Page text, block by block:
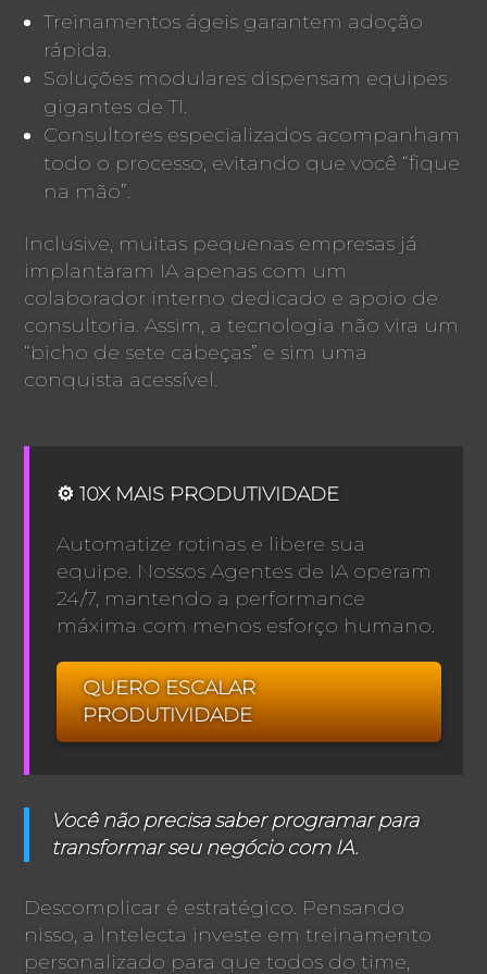
Treinamentos ágeis garantem adoção
rápida.
Soluções modulares dispensam equipes
gigantes de TI.
Consultores especializados acompanham
todo o processo, evitando que você “fique
na mão”.
Inclusive, muitas pequenas empresas já
implantaram IA apenas com um
colaborador interno dedicado e apoio de
consultoria. Assim, a tecnologia não vira um
“bicho de sete cabeças” e sim uma
conquista acessível.
⚙️ 10X MAIS PRODUTIVIDADE
Automatize rotinas e libere sua
equipe. Nossos Agentes de IA operam
24/7, mantendo a performance
máxima com menos esforço humano.
QUERO ESCALAR
PRODUTIVIDADE
Você não precisa saber programar para
transformar seu negócio com IA.
Descomplicar é estratégico. Pensando
nisso, a Intelecta investe em treinamento
personalizado para que todos do time,